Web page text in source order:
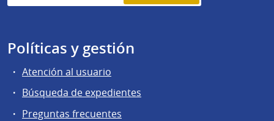
Políticas y gestión
Atención al usuario
Búsqueda de expedientes
Preguntas frecuentes